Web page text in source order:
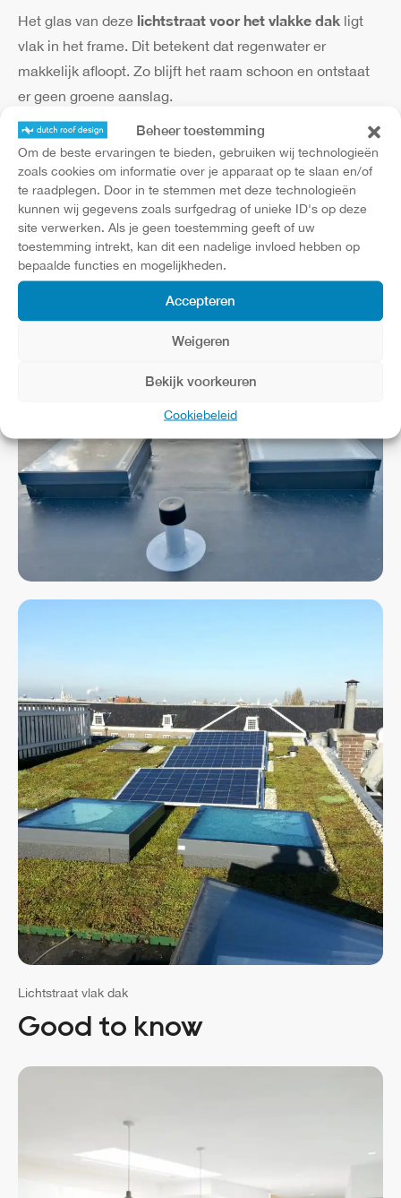
Beheer toestemming
Om de beste ervaringen te bieden, gebruiken wij technologieën
zoals cookies om informatie over je apparaat op te slaan en/of
te raadplegen. Door in te stemmen met deze technologieën
kunnen wij gegevens zoals surfgedrag of unieke ID's op deze
site verwerken. Als je geen toestemming geeft of uw
toestemming intrekt, kan dit een nadelige invloed hebben op
bepaalde functies en mogelijkheden.
Accepteren
Weigeren
Bekijk voorkeuren
Cookiebeleid
Het glas van deze lichtstraat voor het vlakke dak ligt
vlak in het frame. Dit betekent dat regenwater er
makkelijk afloopt. Zo blijft het raam schoon en ontstaat
er geen groene aanslag.
Lichtstraat vlak dak
Good to know